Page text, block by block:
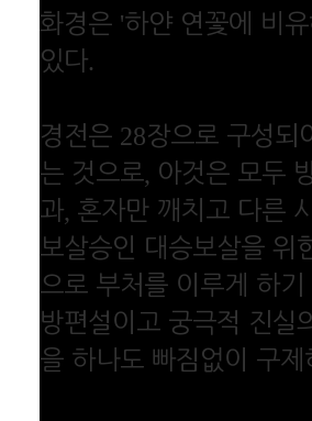
화경은 '하얀 연꽃에 비
있다.
경전은 28장으로 구성되
는 것으로, 아것은 모두
과, 혼자만 깨치고 다른
보살승인 대승보살을 위
으로 부처를 이루게 하
방편설이고 궁극적 진실
을 하나도 빠짐없이 구